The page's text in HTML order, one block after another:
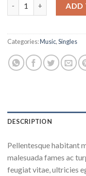
ADD
Categories:Music,Singles
DESCRIPTION
Pellentesque habitant
malesuada fames ac
feugiat vitae, ultricies